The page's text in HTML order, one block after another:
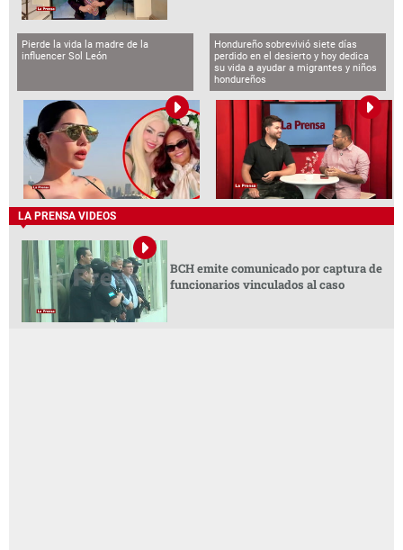
Pierde la vida la madre de la
influencer Sol León
Hondureño sobrevivió siete días
perdido en el desierto y hoy dedica
su vida a ayudar a migrantes y niños
hondureños
LA PRENSA VIDEOS
BCH emite comunicado por captura de
funcionarios vinculados al caso